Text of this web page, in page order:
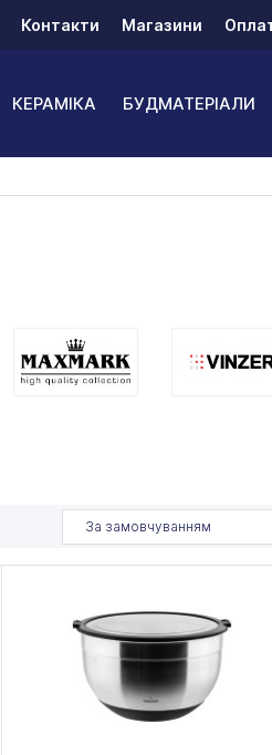
Контакти Магазини
КЕРАМІКА БУДМАТЕРІАЛИ
За замовчуванням